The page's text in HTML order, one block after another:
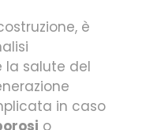
è
la salute del
in caso
o